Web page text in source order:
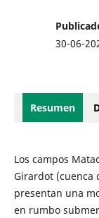
30-06-
Resumen
Los campos
Girardot (cuenca
presentan una
en rumbo